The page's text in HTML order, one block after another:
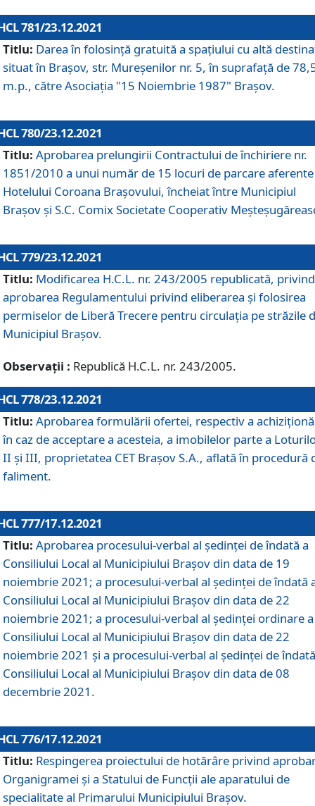
781/23.12.2021
Titlu: Darea în folosinţă gratuită a spaţiului cu altă
situat în Braşov, str. Mureşenilor nr. 5, în suprafaţă de
m.p., către Asociaţia "15 Noiembrie 1987" Braşov.
780/23.12.2021
Titlu: Aprobarea prelungirii Contractului de închiriere nr.
1851/2010 a unui număr de 15 locuri de parcare aferente
Hotelului Coroana Brașovului, încheiat între Municipiul
Braşov şi S.C. Comix Societate Cooperativ
779/23.12.2021
Titlu: Modificarea H.C.L. nr. 243/2005 republicată, privind
aprobarea Regulamentului privind eliberarea şi folosirea
permiselor de Liberă Trecere pentru circulația pe străzile
Municipiul Braşov.
Observații : Republică H.C.L. nr. 243/2005.
778/23.12.2021
Titlu: Aprobarea formulării ofertei, respectiv a
în caz de acceptare a acesteia, a imobilelor parte a
II și III, proprietatea CET Brașov S.A., aflată în procedură
faliment.
777/17.12.2021
Titlu: Aprobarea procesului-verbal al şedinţei de îndată a
Consiliului Local al Municipiului Braşov din data de 19
noiembrie 2021; a procesului-verbal al şedinţei de îndată
Consiliului Local al Municipiului Braşov din data de 22
noiembrie 2021; a procesului-verbal al şedinţei ordinare a
Consiliului Local al Municipiului Braşov din data de 22
noiembrie 2021 și a procesului-verbal al şedinţei de
Consiliului Local al Municipiului Braşov din data de 08
decembrie 2021.
776/17.12.2021
Titlu: Respingerea proiectului de hotărâre privind
Organigramei şi a Statului de Funcţii ale aparatului de
specialitate al Primarului Municipiului Braşov.